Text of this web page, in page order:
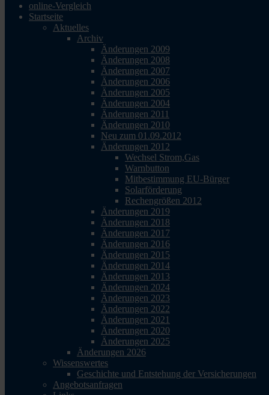
online-Vergleich
Startseite
Aktuelles
Archiv
Änderungen 2009
Änderungen 2008
Änderungen 2007
Änderungen 2006
Änderungen 2005
Änderungen 2004
Änderungen 2011
Änderungen 2010
Neu zum 01.09.2012
Änderungen 2012
Wechsel Strom,Gas
Warnbutton
Mitbestimmung EU-Bürger
Solarförderung
Rechengrößen 2012
Änderungen 2019
Änderungen 2018
Änderungen 2017
Änderungen 2016
Änderungen 2015
Änderungen 2014
Änderungen 2013
Änderungen 2024
Änderungen 2023
Änderungen 2022
Änderungen 2021
Änderungen 2020
Änderungen 2025
Änderungen 2026
Wissenswertes
Geschichte und Entstehung der Versicherungen
Angebotsanfragen